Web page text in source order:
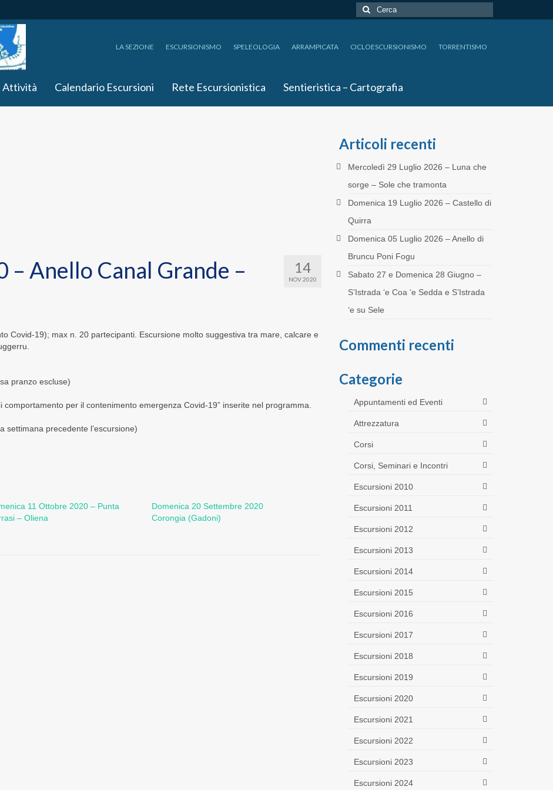
Cerca:
LA SEZIONE ESCURSIONISMO SPELEOLOGIA ARRAMPICATA CICLOESCURSIONISMO TORRENTISMO
Attività Calendario Escursioni Rete Escursionistica Sentieristica – Cartografia
14
NOV 2020
Anello Canal Grande –
Covid-19); max n. 20 partecipanti. Escursione molto suggestiva tra mare, calcare e
pranzo escluse)
per il contenimento emergenza Covid-19” inserite nel programma.
settimana precedente l’escursione)
11 Ottobre 2020 – Punta
– Oliena
Domenica 20 Settembre 2020
Corongia (Gadoni)
Articoli recenti
Mercoledì 29 Luglio 2026 – Luna che
sorge – Sole che tramonta
Domenica 19 Luglio 2026 – Castello di
Quirra
Domenica 05 Luglio 2026 – Anello di
Bruncu Poni Fogu
Sabato 27 e Domenica 28 Giugno –
S’Istrada ‘e Coa ‘e Sedda e S’Istrada
‘e su Sele
Commenti recenti
Categorie
Appuntamenti ed Eventi
Attrezzatura
Corsi
Corsi, Seminari e Incontri
Escursioni 2010
Escursioni 2011
Escursioni 2012
Escursioni 2013
Escursioni 2014
Escursioni 2015
Escursioni 2016
Escursioni 2017
Escursioni 2018
Escursioni 2019
Escursioni 2020
Escursioni 2021
Escursioni 2022
Escursioni 2023
Escursioni 2024